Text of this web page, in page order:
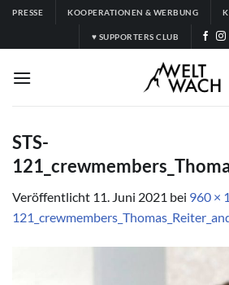
Zum
springen
PRESSE KOOPERATIONEN & WERBUNG
♥ SUPPORTERS CLUB
STS-
Veröffentlicht 11. Juni 2021 bei 960 ×